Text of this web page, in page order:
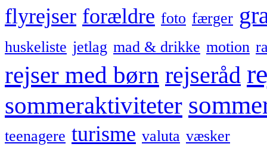
flyrejser forældre foto færger
huskeliste jetlag mad & drikke motion
rejser med børn rejseråd
sommeraktiviteter
teenagere turisme valuta væsker